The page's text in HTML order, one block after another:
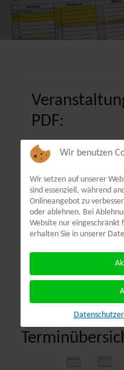
PDF:
Wir benutzen
Wir setzen auf unserer
sind essenziell, während
Onlineangebot zu
oder ablehnen. Bei
Website nur eingeschränkt
erhalten Sie in unserer